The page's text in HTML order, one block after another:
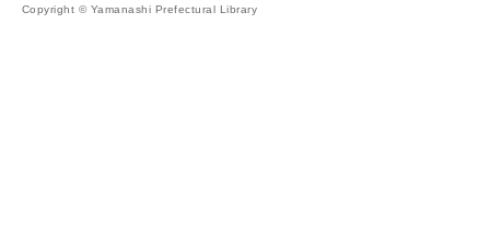
Copyright © Yamanashi Prefectural Library